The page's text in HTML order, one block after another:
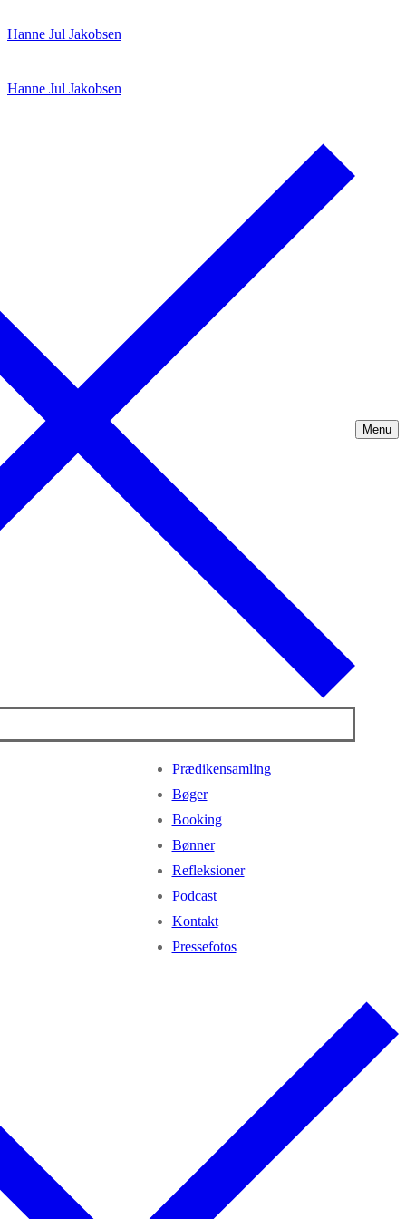
til
Hanne Jul Jakobsen
Hanne Jul Jakobsen
Menu
Prædikensamling
Bøger
Booking
Bønner
Refleksioner
Podcast
Kontakt
Pressefotos